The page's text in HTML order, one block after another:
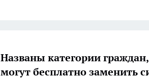
Названы категории
могут бесплатно заменить